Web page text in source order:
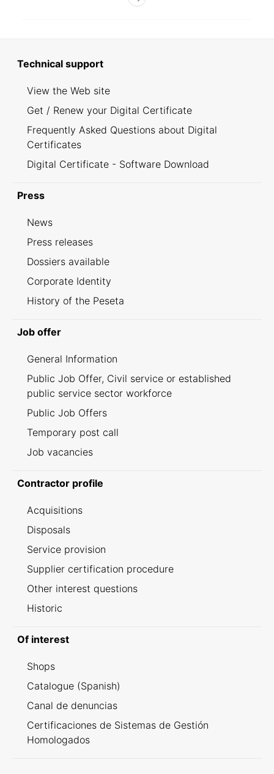
Technical support
View the Web site
Get / Renew your Digital Certificate
Frequently Asked Questions about Digital
Certificates
Digital Certificate - Software Download
Press
News
Press releases
Dossiers available
Corporate Identity
History of the Peseta
Job offer
General Information
Public Job Offer, Civil service or established
public service sector workforce
Public Job Offers
Temporary post call
Job vacancies
Contractor profile
Acquisitions
Disposals
Service provision
Supplier certification procedure
Other interest questions
Historic
Of interest
Shops
Catalogue (Spanish)
Canal de denuncias
Certificaciones de Sistemas de Gestión
Homologados